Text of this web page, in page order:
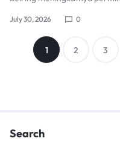
July 30, 2026 0
Posts
1 2 3
Search